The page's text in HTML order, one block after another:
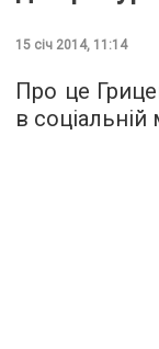
15 січ 2014, 11:14
Про це
в